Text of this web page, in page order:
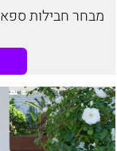
מבחר חבילות ספא